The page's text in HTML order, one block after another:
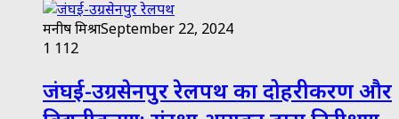
मनीष मिश्राSeptember 22, 2024
1 112
जंघई-उग्रसेनपुर रेलपथ का दोहरीकरण और